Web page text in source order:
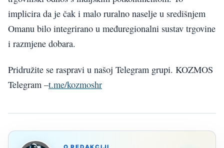
implicira da je čak i malo ruralno naselje u središnjem
Omanu bilo integrirano u međuregionalni sustav trgovine
i razmjene dobara.
Pridružite se raspravi u našoj Telegram grupi. KOZMOS
Telegram –t.me/kozmoshr